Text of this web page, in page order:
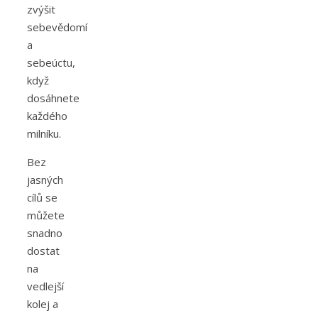
zvýšit
sebevědomí
a
sebeúctu,
když
dosáhnete
každého
milníku.
Bez
jasných
cílů se
můžete
snadno
dostat
na
vedlejší
kolej a